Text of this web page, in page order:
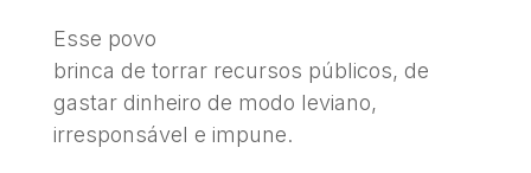
Esse povo
brinca de torrar recursos públicos, de
gastar dinheiro de modo leviano,
irresponsável e impune.